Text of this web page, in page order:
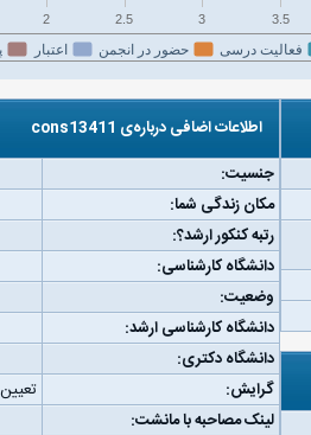
فعالیت درسی حضور در انجمن اعتبار
2 2.5 3 3.5
اطلاعات اضافی درباره‌ی cons13411
جنسیت:
مکان زندگی شما:
رتبه کنکور ارشد؟:
دانشگاه کارشناسی:
وضعیت:
دانشگاه کارشناسی ارشد:
دانشگاه دکتری:
گرایش:
لینک مصاحبه با مانشت: